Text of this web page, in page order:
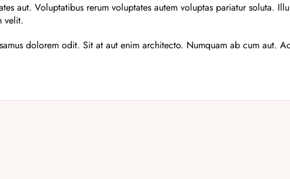
aut. Voluptatibus rerum voluptates autem voluptas pariatur soluta.
velit.
dolorem odit. Sit at aut enim architecto. Numquam ab cum aut.